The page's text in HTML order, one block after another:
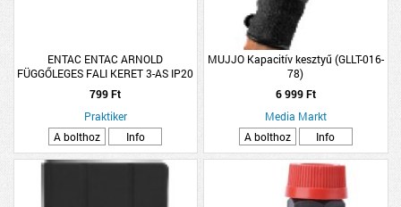
ENTAC ENTAC ARNOLD
FÜGGŐLEGES FALI KERET 3-AS IP20
FEHÉR
799 Ft
Praktiker
A bolthoz
Info
MUJJO Kapacitív kesztyű (GLLT-016-
78)
6 999 Ft
Media Markt
A bolthoz
Info